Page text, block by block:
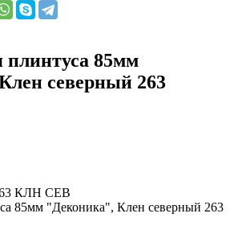
плинтуса 85мм
северный 263
КЛН СЕВ
85мм "Деконика", Клен северный 263